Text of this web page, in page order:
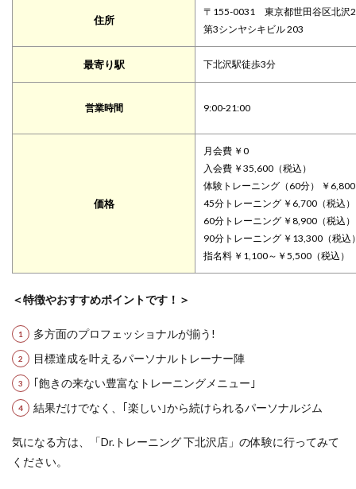
住所
〒155-0031 東京都世田谷区北沢
第3シンヤシキビル 203
最寄り駅 下北沢駅徒歩3分
営業時間 9:00-21:00
価格
月会費 ￥0
入会費 ￥35,600（税込）
体験トレーニング（60分） ￥
45分トレーニング ￥6,700（税込）
60分トレーニング ￥8,900（税込）
90分トレーニング ￥13,300（税込
指名料 ￥1,100～￥5,500（税込）
＜特徴やおすすめポイントです！＞
多方面のプロフェッショナルが揃う!
目標達成を叶えるパーソナルトレーナー陣
｢飽きの来ない豊富なトレーニングメニュー｣
結果だけでなく、｢楽しい｣から続けられるパーソナルジム
気になる方は、「Dr.トレーニング 下北沢店」の体験に行ってみて
ください。